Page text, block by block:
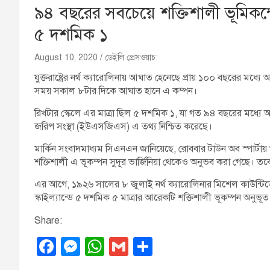
৯৪ বছরের সবচেয়ে শক্তিশালী
৫ দশমিক ১
August 10, 2020 ডেইলি প্রেসওয়াচ:
যুক্তরাষ্ট্রের নর্থ ক্যারোলিনায় আঘাত হেনেছে প্রায় ১০০ বছরের
সময় সকাল ৮টার দিকে আঘাত হানে এ কম্পন।
রিখটার স্কেলে এর মাত্রা ছিল ৫ দশমিক ১, যা গত ৯৪ বছরের মধ্যে
জরিপ সংস্থা (ইউএসজিএস) এ তথ্য নিশ্চিত করেছে।
মার্কিন সংবাদমাধ্যম সিএনএন জানিয়েছে, রোববার টাউন অব
শক্তিশালী এ ভূকম্পন সুদূর ভার্জিনিয়া থেকেও অনুভব করা গেছে।
এর আগে, ১৯২৬ সালের ৮ জুলাই নর্থ ক্যারোলিনার মিশেল
স্কাইল্যান্ডে ৫ দশমিক ৫ মাত্রার আরেকটি শক্তিশালী ভূকম্পন অনুভূত
Share:
F
M W G